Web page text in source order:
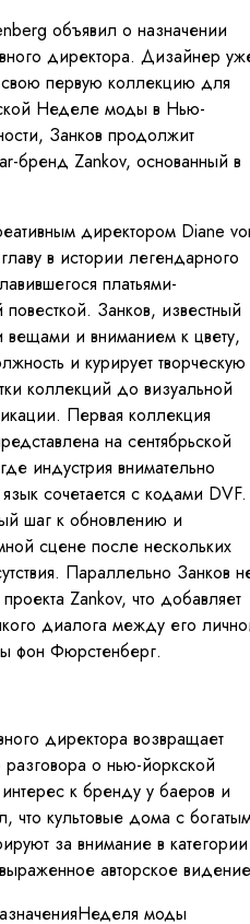
объявил о назначении
директора. Дизайнер
свою первую коллекцию для
Неделе моды в Нью-
Занков продолжит
бренд Zankov, основанный в
директором Diane
в истории легендарного
платьями-
Занков, известный
и вниманием к цвету,
и курирует творческую
коллекций до визуальной
Первая коллекция
на сентябрьской
индустрия внимательно
сочетается с кодами DVF.
шаг к обновлению и
сцене после нескольких
Параллельно Занков
Zankov, что добавляет
диалога между его
фон Фюрстенберг.
директора возвращает
о нью-йоркской
к бренду у баеров и
что культовые дома с
за внимание в категории
авторское
Неделя моды